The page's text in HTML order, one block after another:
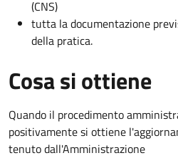
(CNS)
tutta la documentazione
della pratica.
Cosa si ottiene
Quando il procedimento
positivamente si ottiene
tenuto dall'Amministrazione